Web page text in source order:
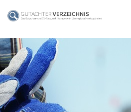
☗ Start
Gutachter in Berlin
Gutachter in Frankfurt (Main)